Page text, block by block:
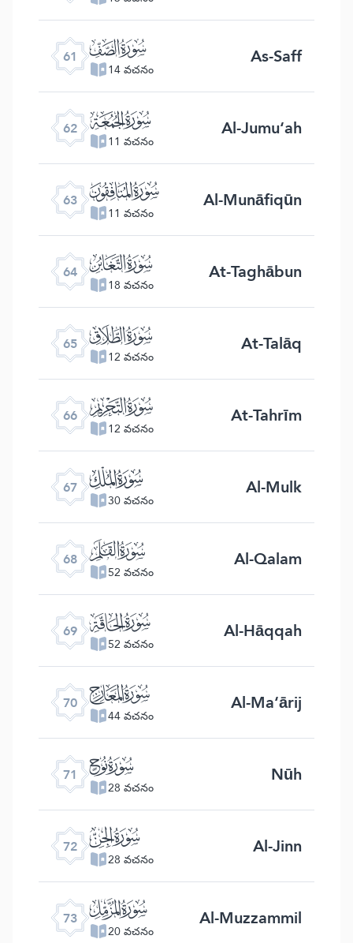
61 ﯪ
14 వచనం As-Saff
62 ﯫ
11 వచనం Al-Jumu‘ah
63 ﯬ
11 వచనం Al-Munāfiqūn
64 ﯭ
18 వచనం At-Taghābun
65 ﯮ
12 వచనం At-Talāq
66 ﯯ
12 వచనం At-Tahrīm
67 ﯰ
30 వచనం Al-Mulk
68 ﯱ
52 వచనం Al-Qalam
69 ﯲ
52 వచనం Al-Hāqqah
70 ﯳ
44 వచనం Al-Ma‘ārij
71 ﯴ
28 వచనం Nūh
72 ﯵ
28 వచనం Al-Jinn
73 ﯶ
20 వచనం Al-Muzzammil